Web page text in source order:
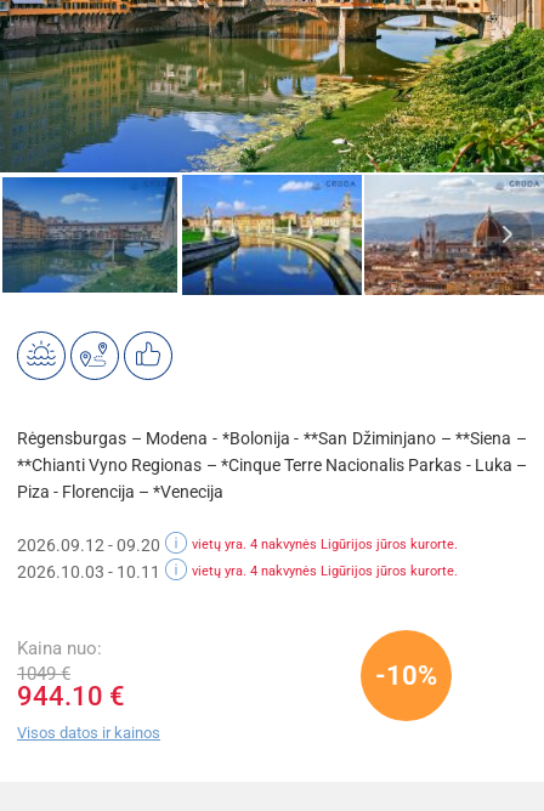
Rėgensburgas – Modena - *Bolonija - **San Džiminjano – **Siena –
**Chianti Vyno Regionas – *Cinque Terre Nacionalis Parkas - Luka –
Piza - Florencija – *Venecija
2026.09.12 - 09.20 vietų yra. 4 nakvynės Ligūrijos jūros kurorte.
2026.10.03 - 10.11 vietų yra. 4 nakvynės Ligūrijos jūros kurorte.
Kaina nuo:
1049 €
944.10 €
-10%
Visos datos ir kainos